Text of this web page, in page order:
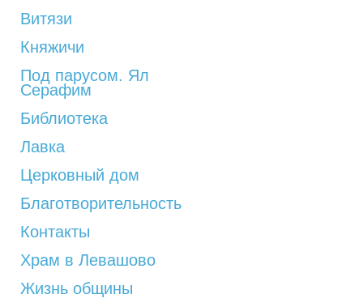
Витязи
Княжичи
Под парусом. Ял
Серафим
Библиотека
Лавка
Церковный дом
Благотворительность
Контакты
Храм в Левашово
Жизнь общины